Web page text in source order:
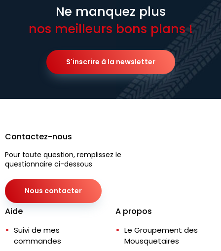
Ne manquez plus
nos meilleurs bons plans !
S'inscrire à la newsletter
Contactez-nous
Pour toute question, remplissez le
questionnaire ci-dessous
Nous contacter
Aide
Suivi de mes
commandes
A propos
Le Groupement des
Mousquetaires